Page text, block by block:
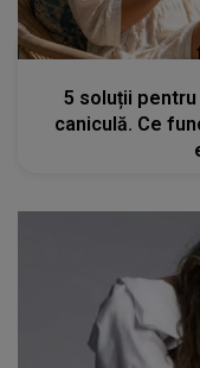
5 soluții
caniculă. Ce